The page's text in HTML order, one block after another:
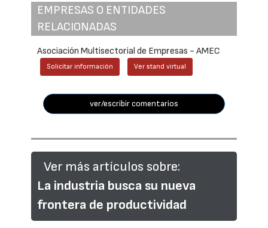
EMPRESAS O ENTIDADES
RELACIONADAS
Asociación Multisectorial de Empresas - AMEC
Solicitar información Ver stand virtual
ver/escribir comentarios
Ver más artículos sobre:
La industria busca su nueva
frontera de productividad